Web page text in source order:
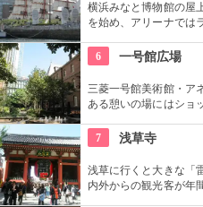
横浜みなと博物館の屋
を始め、アリーナでは
財に指定されています。
6 一号館広場
三菱一号館美術館・ア
ある憩いの場にはショ
憩いの場となっている。
7 浅草寺
浅草に行くと大きな「
内外からの観光客が年